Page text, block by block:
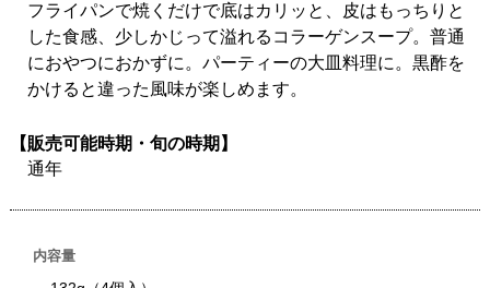
フライパンで焼くだけで底はカリッと、皮はもっちりと
した食感、少しかじって溢れるコラーゲンスープ。普通
におやつにおかずに。パーティーの大皿料理に。黒酢を
かけると違った風味が楽しめます。
【販売可能時期・旬の時期】
通年
内容量